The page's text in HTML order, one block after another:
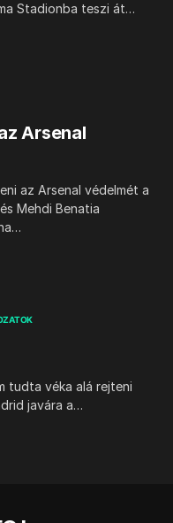
Stadionba teszi át…
Arsenal
az Arsenal védelmét a
Mehdi Benatia
tudta véka alá rejteni
javára a…